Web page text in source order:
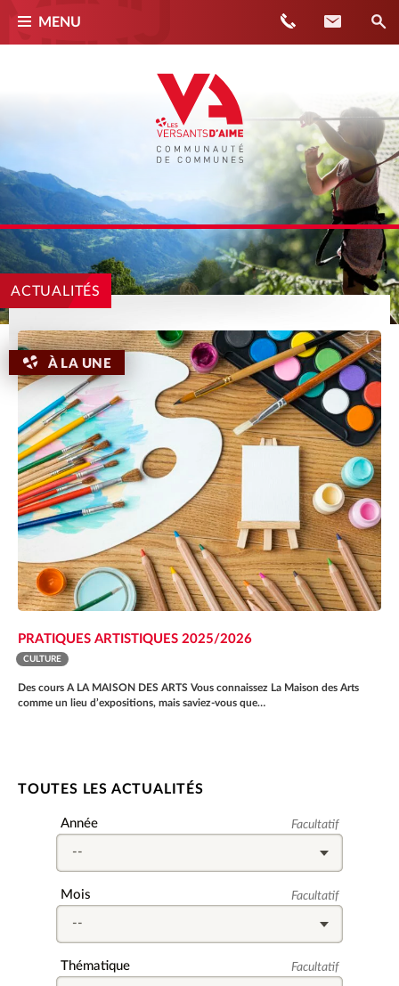
Téléphone Contact
MENU
ACTUALITÉS
À LA UNE
PRATIQUES ARTISTIQUES 2025/2026
CULTURE
Des cours A LA MAISON DES ARTS Vous connaissez La Maison des Arts
comme un lieu d’expositions, mais saviez-vous que…
TOUTES LES ACTUALITÉS
Champ
Année Facultatif
Champ
Mois Facultatif
Champ
Thématique Facultatif